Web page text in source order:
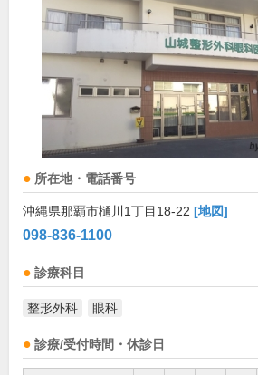
所在地・電話番号
沖縄県那覇市樋川1丁目18-22 [地図]
098-836-1100
診療科目
整形外科 眼科
診療/受付時間・休診日